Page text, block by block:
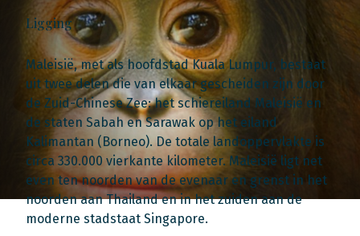
Ligging
Maleisië, met als hoofdstad Kuala Lumpur, bestaat
uit twee delen die van elkaar gescheiden zijn door
de Zuid-Chinese Zee: het schiereiland Maleisië en
de staten Sabah en Sarawak op het eiland
Kalimantan (Borneo). De totale landoppervlakte is
circa 330.000 vierkante kilometer. Maleisië ligt net
even ten noorden van de evenaar en grenst in het
noorden aan Thailand en in het zuiden aan de
moderne stadstaat Singapore.